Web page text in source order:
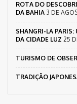
ROTA DO
DA BAHIA 3 DE
SHANGRI-LA
DA CIDADE LUZ 25
TURISMO DE
TRADIÇÃO